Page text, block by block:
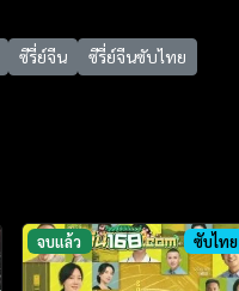
ซีรี่ย์จีน
ซีรี่ย์จีนซับไทย
จบแล้ว ซับไทย